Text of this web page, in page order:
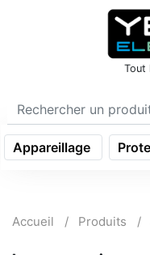
icon menu
Tout
Appareillage
Accueil Produits